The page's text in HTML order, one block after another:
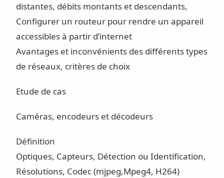
distantes, débits montants et descendants,
Configurer un routeur pour rendre un appareil
accessibles à partir d’internet
Avantages et inconvénients des différents types
de réseaux, critères de choix
Etude de cas
Caméras, encodeurs et décodeurs
Définition
Optiques, Capteurs, Détection ou Identification,
Résolutions, Codec (mjpeg,Mpeg4, H264)